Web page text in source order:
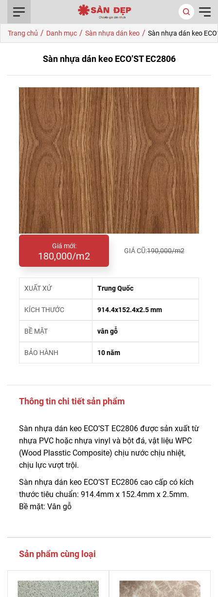
Trang chủ / Danh mục / Sàn nhựa dán keo / Sàn nhựa dán keo
Sàn nhựa dán keo ECO’ST EC2806
Giá mới:
180,000/m2 GIÁ CŨ:190,000/m2
XUẤT XỨ Trung Quốc
KÍCH THƯỚC 914.4x152.4x2.5 mm
BỀ MẶT vân gỗ
BẢO HÀNH 10 năm
Thông tin chi tiết sản phẩm
Sàn nhựa dán keo ECO’ST EC2806 được sản xuất từ
nhựa PVC hoặc nhựa vinyl và bột đá, vật liệu WPC
(Wood Plasstic Composite) chịu nước chịu nhiệt,
chịu lực vượt trội.
Sàn nhựa dán keo ECO’ST EC2806 cao cấp có kích
thước tiêu chuẩn: 914.4mm x 152.4mm x 2.5mm.
Bề mặt: Vân gỗ
Sản phẩm cùng loại